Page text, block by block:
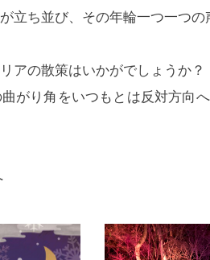
立ち並び、その年輪一つ一つの
アの散策はいかがでしょうか？
がり角をいつもとは反対方向